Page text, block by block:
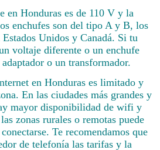
en Honduras es de 110 V y la
enchufes son del tipo A y B, los
Unidos y Canadá. Si tu
voltaje diferente o un enchufe
o un transformador.
en Honduras es limitado y
En las ciudades más grandes y
mayor disponibilidad de wifi y
zonas rurales o remotas puede
Te recomendamos que
de telefonía las tarifas y la